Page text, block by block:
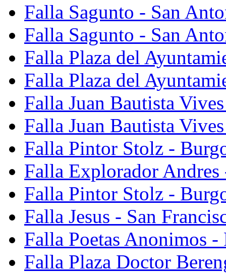
Falla Sagunto - San
Falla Sagunto - San
Falla Plaza del
Falla Plaza del
Falla Juan Bautista
Falla Juan Bautista
Falla Pintor Stolz -
Falla Explorador Andres
Falla Pintor Stolz -
Falla Jesus - San
Falla Poetas Anonimos
Falla Plaza Doctor